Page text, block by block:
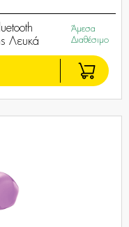
Λευκά
Άμεσα
Διαθέσιμο